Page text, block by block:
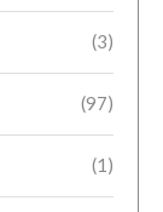
(3)
(97)
(1)